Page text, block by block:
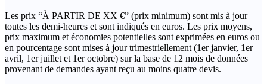
Les prix “À PARTIR DE XX €” (prix minimum) sont mis à jour
toutes les demi-heures et sont indiqués en euros. Les prix moyens,
prix maximum et économies potentielles sont exprimées en euros ou
en pourcentage sont mises à jour trimestriellement (1er janvier, 1er
avril, 1er juillet et 1er octobre) sur la base de 12 mois de données
provenant de demandes ayant reçu au moins quatre devis.